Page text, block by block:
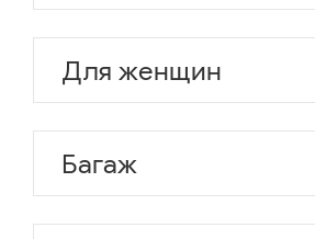
Для женщин
Багаж